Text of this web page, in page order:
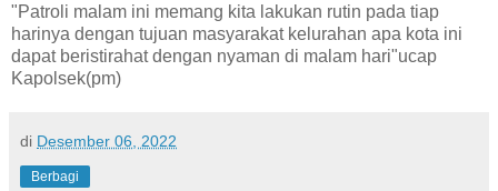
"Patroli malam ini memang kita lakukan rutin pada tiap
harinya dengan tujuan masyarakat kelurahan apa kota ini
dapat beristirahat dengan nyaman di malam hari"ucap
Kapolsek(pm)
di Desember 06, 2022
Berbagi